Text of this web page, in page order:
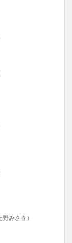
みさき）